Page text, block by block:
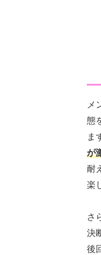
メ
態
ま
が
耐
楽
さ
決
後